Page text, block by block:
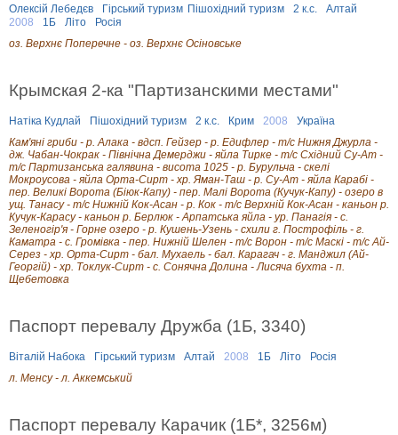
Олексій Лебедєв Гірський туризм Пішохідний туризм 2 к.с.
Алтай
2008
1Б Літо
Росія
оз. Верхнє Поперечне - оз. Верхнє Осіновське
Крымская 2-ка "Партизанскими местами"
Натіка Кудлай Пішохідний туризм 2 к.с. Крим 2008
Україна
Кам'яні гриби - р. Алака - вдсп. Гейзер - р. Едифлер - т/с Нижня Джурла -
дж. Чабан-Чокрак - Північна Демерджи - яйла Тирке - т/с Східний Су-Ат -
т/с Партизанська галявина - висота 1025 - р. Бурульча - скелі
Мокроусова - яйла Орта-Сирт - хр. Яман-Таш - р. Су-Ат - яйла Карабі -
пер. Великі Ворота (Біюк-Капу) - пер. Малі Ворота (Кучук-Капу) - озеро в
ущ. Танасу - т/с Нижній Кок-Асан - р. Кок - т/с Верхній Кок-Асан - каньон р.
Кучук-Карасу - каньон р. Берлюк - Арпатська яйла - ур. Панагія - с.
Зеленогір'я - Горне озеро - р. Кушень-Узень - схили г. Построфіль - г.
Каматра - с. Громівка - пер. Нижній Шелен - т/с Ворон - т/с Маскі - т/с Ай-
Серез - хр. Орта-Сирт - бал. Мухаель - бал. Карагач - г. Манджил (Ай-
Георгій) - хр. Токлук-Сирт - с. Сонячна Долина - Лисяча бухта - п.
Щебетовка
Паспорт перевалу Дружба (1Б, 3340)
Віталій Набока Гірський туризм Алтай 2008 1Б Літо
Росія
л. Менсу - л. Аккемський
Паспорт перевалу Карачик (1Б*, 3256м)